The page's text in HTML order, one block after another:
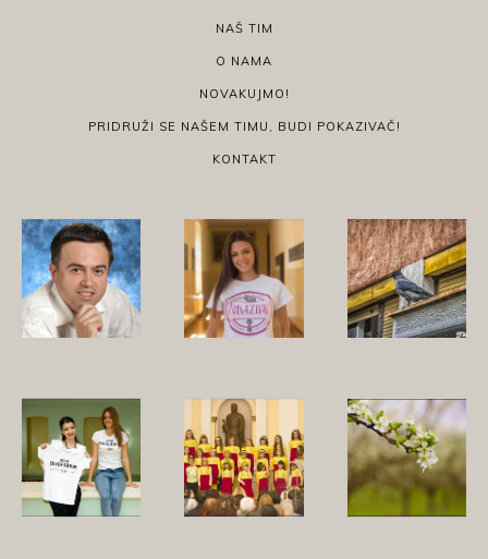
NAŠ TIM
O NAMA
NOVAKUJMO!
PRIDRUŽI SE NAŠEM TIMU, BUDI POKAZIVAČ!
KONTAKT